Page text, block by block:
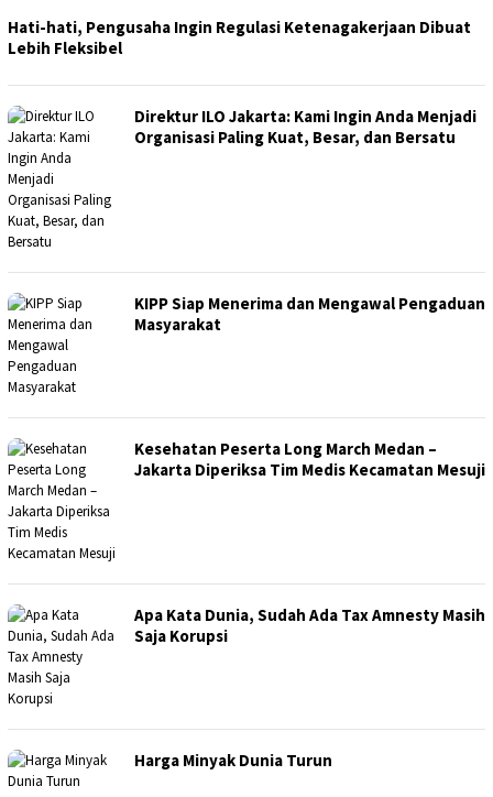
Hati-hati, Pengusaha Ingin Regulasi Ketenagakerjaan Dibuat
Lebih Fleksibel
Direktur ILO Jakarta: Kami Ingin Anda Menjadi
Organisasi Paling Kuat, Besar, dan Bersatu
KIPP Siap Menerima dan Mengawal Pengaduan
Masyarakat
Kesehatan Peserta Long March Medan –
Jakarta Diperiksa Tim Medis Kecamatan Mesuji
Apa Kata Dunia, Sudah Ada Tax Amnesty Masih
Saja Korupsi
Harga Minyak Dunia Turun